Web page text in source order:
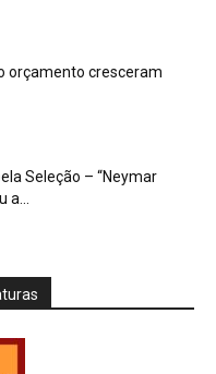
orçamento cresceram
Seleção – “Neymar